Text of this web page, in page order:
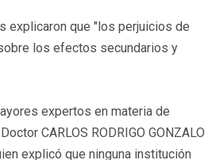
explicaron que "los perjuicios de
los efectos secundarios y
expertos en materia de
CARLOS RODRIGO GONZALO
explicó que ninguna institución